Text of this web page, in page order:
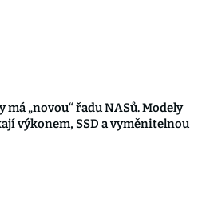
má „novou“ řadu NASů. Modely
výkonem, SSD a vyměnitelnou